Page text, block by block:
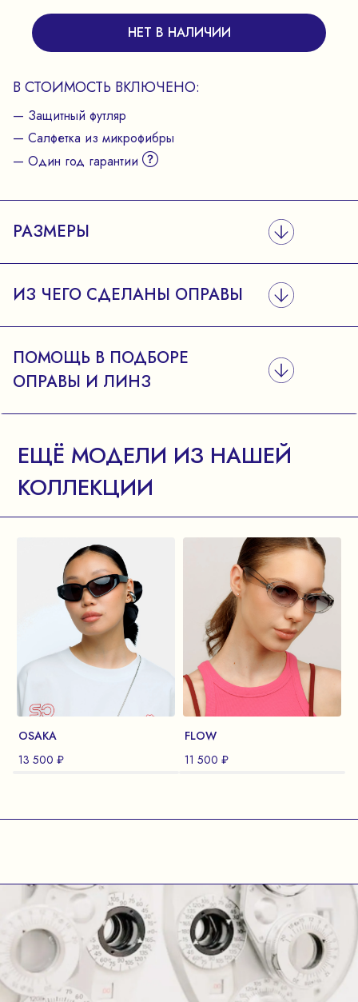
НЕТ В НАЛИЧИИ
В СТОИМОСТЬ ВКЛЮЧЕНО:
— Защитный футляр
— Салфетка из микрофибры
— Один год гарантии
РАЗМЕРЫ
ИЗ ЧЕГО СДЕЛАНЫ ОПРАВЫ
ПОМОЩЬ В ПОДБОРЕ
ОПРАВЫ И ЛИНЗ
ЕЩЁ МОДЕЛИ ИЗ НАШЕЙ
КОЛЛЕКЦИИ
OSAKA
13 500 ₽
FLOW
11 500 ₽